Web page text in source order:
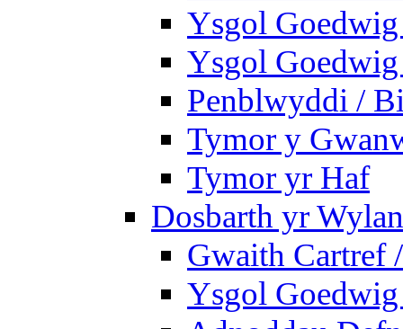
Ysgol
Ysgol
Penblwyddi /
Tymor y
Tymor yr Haf
Dosbarth yr
Gwaith Cartref
Ysgol